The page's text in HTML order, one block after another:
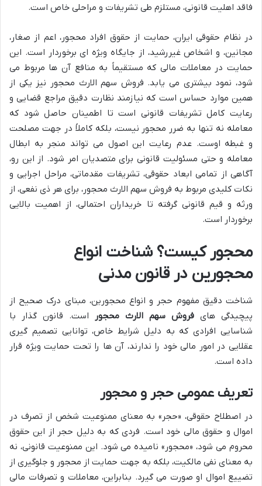
فاقد اهلیت قانونی، مستلزم طی تشریفات و مراحلی خاص است.
در نظام حقوقی ایران، حمایت از حقوق افراد محجور، اعم از صغار،
مجانین، و اشخاص غیررشید، از جایگاه ویژه ای برخوردار است. این
حمایت در معاملات مالی که مستقیماً به منافع آن ها مربوط می
شود، نمود بیشتری می یابد. فروش سهم الارث محجور نیز یکی از
همین موارد حساس است که نیازمند نظارت دقیق مراجع قضایی و
رعایت کامل تشریفات قانونی است تا اطمینان حاصل شود که
معامله نه تنها به ضرر محجور نیست، بلکه کاملاً در جهت مصلحت
و غبطه اوست. عدم رعایت این اصول می تواند منجر به ابطال
معامله و حتی مسئولیت قانونی برای متصدیان امر شود. از این رو،
آگاهی از تمامی ابعاد حقوقی، تشریفات مقدماتی، مراحل اجرایی و
نکات کلیدی مربوط به فروش سهم الارث محجور، برای هر ذی نفعی، از
ورثه و قیم قانونی گرفته تا خریداران احتمالی، از اهمیت بالایی
برخوردار است.
محجور کیست؟ شناخت انواع
محجورین در قانون مدنی
شناخت دقیق مفهوم حجر و انواع محجورین، مبنای درک صحیح از
پیچیدگی های فروش سهم الارث محجور
است. قانون گذار با
شناسایی افرادی که به دلیل شرایط خاص، توانایی تصمیم گیری
عقلایی در امور مالی خود را ندارند، آن ها را تحت حمایت ویژه قرار
داده است.
تعریف عمومی حجر و محجور
در اصطلاح حقوقی، «حجر» به معنای ممنوعیت شخص از تصرف در
اموال و حقوق مالی خود است. فردی که به دلیل حجر از این حقوق
محروم می شود، «محجور» نامیده می شود. این ممنوعیت قانونی، نه
به معنای نفی مالکیت، بلکه به جهت حمایت از محجور و جلوگیری از
تضییع اموال او صورت می گیرد. بنابراین، معاملات و تصرفات مالی